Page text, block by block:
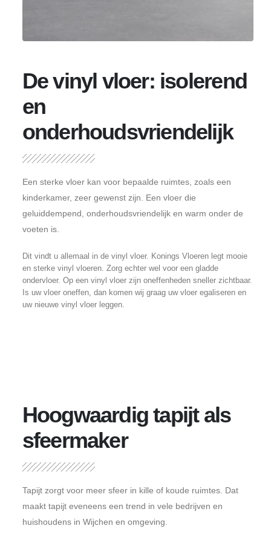
De vinyl vloer: isolerend
en
onderhoudsvriendelijk
Een sterke vloer kan voor bepaalde ruimtes, zoals een
kinderkamer, zeer gewenst zijn. Een vloer die
geluiddempend, onderhoudsvriendelijk en warm onder de
voeten is.
Dit vindt u allemaal in de vinyl vloer. Konings Vloeren legt mooie
en sterke vinyl vloeren. Zorg echter wel voor een gladde
ondervloer. Op een vinyl vloer zijn oneffenheden sneller zichtbaar.
Is uw vloer oneffen, dan komen wij graag uw vloer egaliseren en
uw nieuwe vinyl vloer leggen.
Hoogwaardig tapijt als
sfeermaker
Tapijt zorgt voor meer sfeer in kille of koude ruimtes. Dat
maakt tapijt eveneens een trend in vele bedrijven en
huishoudens in Wijchen en omgeving.